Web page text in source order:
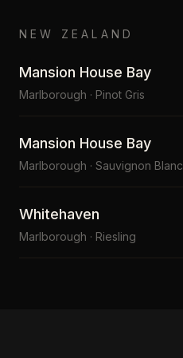
NEW ZEALAND
Mansion House Bay
Marlborough · Pinot Gris
Mansion House Bay
Marlborough · Sauvignon Blanc
Whitehaven
Marlborough · Riesling